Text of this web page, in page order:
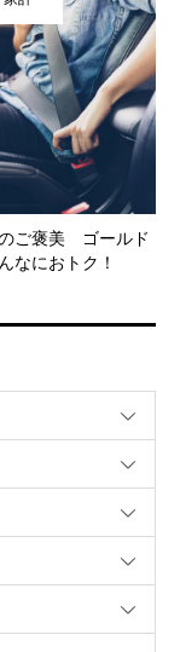
ご褒美 ゴールド
なにおトク！